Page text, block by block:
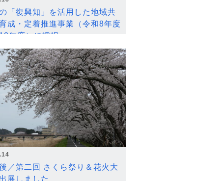
「復興知」を活用した地域共
成・定着推進事業（令和8年度
年度）に採択
／第二回 さくら祭り＆花火大
展しました